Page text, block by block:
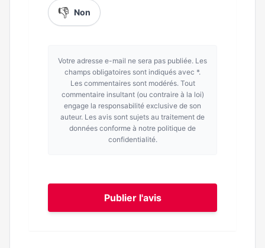
👎 Non
Votre adresse e-mail ne sera pas publiée. Les
champs obligatoires sont indiqués avec *.
Les commentaires sont modérés. Tout
commentaire insultant (ou contraire à la loi)
engage la responsabilité exclusive de son
auteur. Les avis sont sujets au traitement de
données conforme à notre politique de
confidentialité.
Publier l'avis